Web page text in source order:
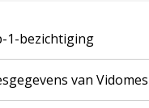
1-bezichtiging
van Vidomes